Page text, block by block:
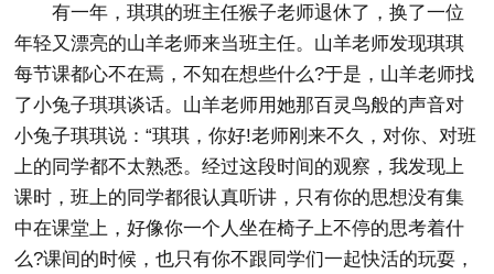
有一年，琪琪的班主任猴子老师退休了，换了一位
年轻又漂亮的山羊老师来当班主任。山羊老师发现琪琪
每节课都心不在焉，不知在想些什么?于是，山羊老师找
了小兔子琪琪谈话。山羊老师用她那百灵鸟般的声音对
小兔子琪琪说：“琪琪，你好!老师刚来不久，对你、对班
上的同学都不太熟悉。经过这段时间的观察，我发现上
课时，班上的同学都很认真听讲，只有你的思想没有集
中在课堂上，好像你一个人坐在椅子上不停的思考着什
么?课间的时候，也只有你不跟同学们一起快活的玩耍，